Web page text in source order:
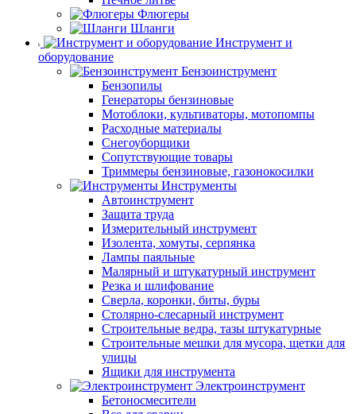
Флюгеры
Шланги
Инструмент и
оборудование
Бензоинструмент
Бензопилы
Генераторы бензиновые
Мотоблоки, культиваторы, мотопомпы
Расходные материалы
Снегоуборщики
Сопутствующие товары
Триммеры бензиновые, газонокосилки
Инструменты
Автоинструмент
Защита труда
Измерительный инструмент
Изолента, хомуты, серпянка
Лампы паяльные
Малярный и штукатурный инструмент
Резка и шлифование
Сверла, коронки, биты, буры
Столярно-слесарный инструмент
Строительные ведра, тазы штукатурные
Строительные мешки для мусора, щетки для
улицы
Ящики для инструмента
Электроинструмент
Бетоносмесители